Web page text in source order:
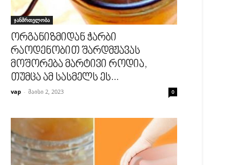
ჯანმრთელობა
ორგანიზმიდან ჭარბი
რაოდენობით შარდმჟავას
მოშორება მარტივი როდია,
თუმცა ამ სასმელს ეს...
vap - მაისი 2, 2023 0